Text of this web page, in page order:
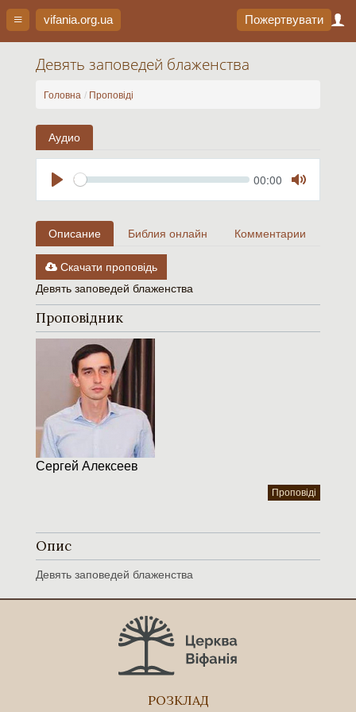
vifania.org.ua Пожертвувати
Девять заповедей блаженства
Головна Проповіді
Аудио
Seek Current
00:00
Mute
Описание Библия онлайн Комментарии
Скачати проповідь
Девять заповедей блаженства
Проповідник
Сергей Алексеев
Проповіді
Опис
Девять заповедей блаженства
РОЗКЛАД